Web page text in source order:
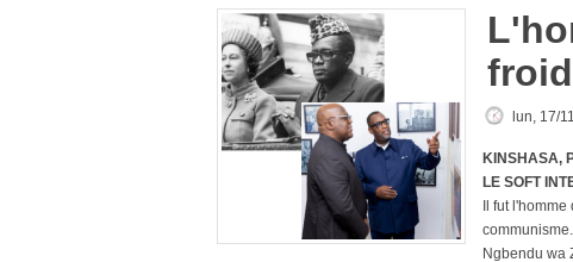
lun, 17/
KINSHASA,
LE SOFT
Il fut
Ngbendu wa